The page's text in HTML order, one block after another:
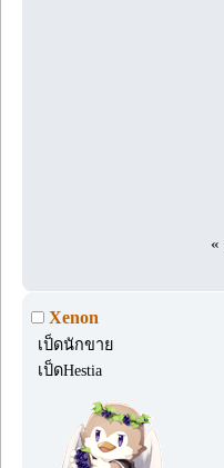
«
Xenon
เป็ดนักขาย
เป็ดHestia